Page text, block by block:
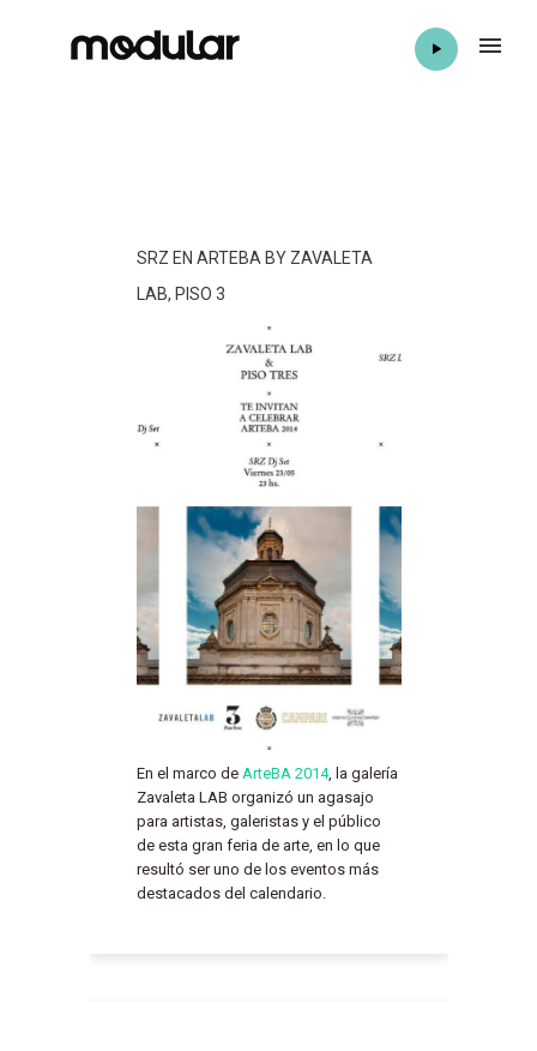
SRZ EN ARTEBA BY ZAVALETA
LAB, PISO 3
En el marco de ArteBA 2014, la galería
Zavaleta LAB organizó un agasajo
para artistas, galeristas y el público
de esta gran feria de arte, en lo que
resultó ser uno de los eventos más
destacados del calendario.